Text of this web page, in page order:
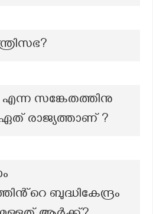
സങ്കേതത്തിനു
ഏത് രാജ്യത്താണ് ?
ബുദ്ധികേന്ദ്രം